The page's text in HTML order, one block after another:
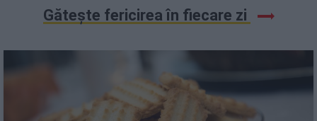
Gătește fericirea în fiecare zi